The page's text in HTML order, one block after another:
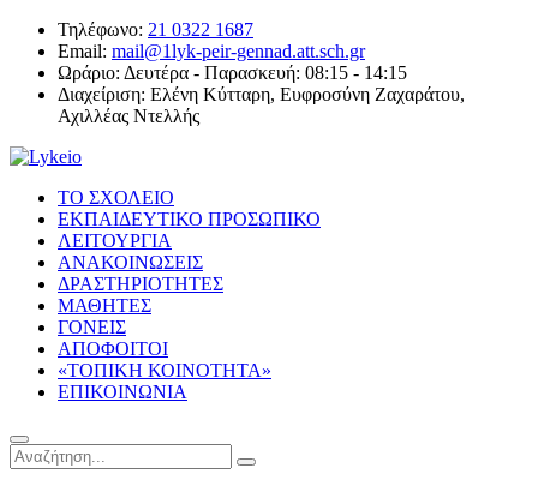
Τηλέφωνο: 21 0322 1687
Email: mail@1lyk-peir-gennad.att.sch.gr
Ωράριο: Δευτέρα - Παρασκευή: 08:15 - 14:15
Διαχείριση: Ελένη Κύτταρη, Ευφροσύνη Ζαχαράτου,
Αχιλλέας Ντελλής
ΤΟ ΣΧΟΛΕΙΟ
ΕΚΠΑΙΔΕΥΤΙΚΟ ΠΡΟΣΩΠΙΚΟ
ΛΕΙΤΟΥΡΓΙΑ
ΑΝΑΚΟΙΝΩΣΕΙΣ
ΔΡΑΣΤΗΡΙΟΤΗΤΕΣ
ΜΑΘΗΤΕΣ
ΓΟΝΕΙΣ
ΑΠΟΦΟΙΤΟΙ
«ΤΟΠΙΚΗ ΚΟΙΝΟΤΗΤΑ»
ΕΠΙΚΟΙΝΩΝΙΑ